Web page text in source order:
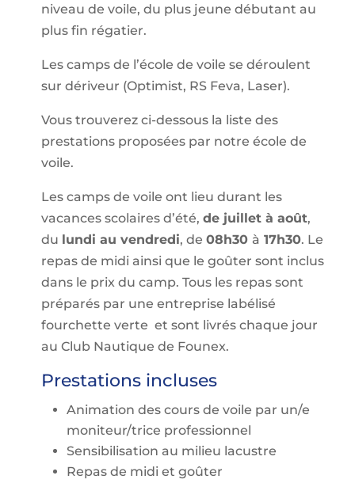
niveau de voile, du plus jeune débutant au
plus fin régatier.
Les camps de l’école de voile se déroulent
sur dériveur (Optimist, RS Feva, Laser).
Vous trouverez ci-dessous la liste des
prestations proposées par notre école de
voile.
Les camps de voile ont lieu durant les
vacances scolaires d’été, de juillet à août,
du lundi au vendredi, de 08h30 à 17h30. Le
repas de midi ainsi que le goûter sont inclus
dans le prix du camp. Tous les repas sont
préparés par une entreprise labélisé
fourchette verte et sont livrés chaque jour
au Club Nautique de Founex.
Prestations incluses
Animation des cours de voile par un/e
moniteur/trice professionnel
Sensibilisation au milieu lacustre
Repas de midi et goûter